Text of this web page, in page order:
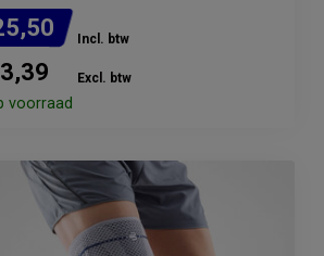
Incl. btw
Excl. btw
voorraad